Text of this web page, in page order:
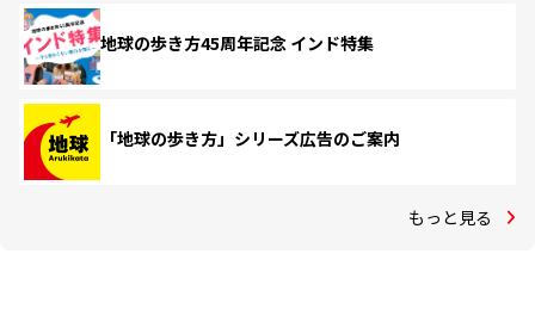
地球の歩き方45周年記念 インド特集
「地球の歩き方」シリーズ広告のご案内
もっと見る